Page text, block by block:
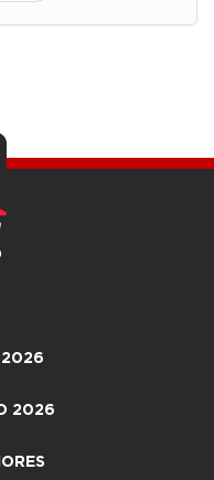
2026
2026